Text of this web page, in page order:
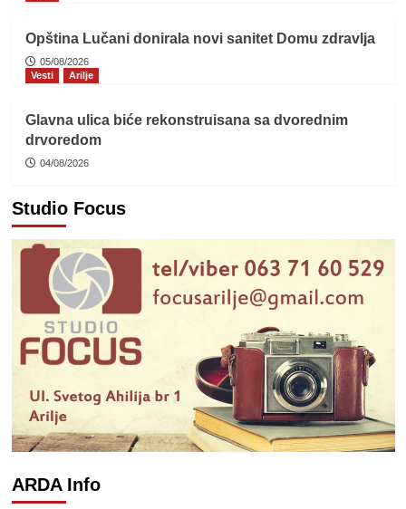
Opština Lučani donirala novi sanitet Domu zdravlja
05/08/2026
Vesti
Arilje
Glavna ulica biće rekonstruisana sa dvorednim
drvoredom
04/08/2026
Studio Focus
ARDA Info